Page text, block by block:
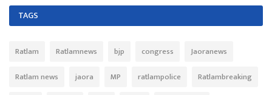
TAGS
Ratlam Ratlamnews bjp congress
Jaoranews
Ratlam news
jaora MP ratlampolice
Ratlambreaking